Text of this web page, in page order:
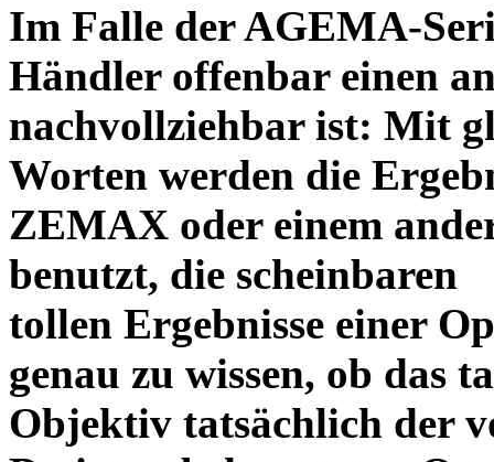
Im Falle der AGEMA-
Händler offenbar einen
nachvollziehbar ist: Mit
Worten werden die
ZEMAX oder einem
benutzt, die scheinbaren
tollen Ergebnisse einer
genau zu wissen, ob das
Objektiv tatsächlich der